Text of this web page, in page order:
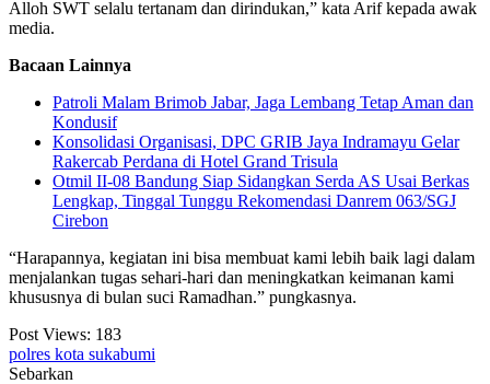
Alloh SWT selalu tertanam dan dirindukan,” kata Arif kepada awak
media.
Bacaan Lainnya
Patroli Malam Brimob Jabar, Jaga Lembang Tetap Aman dan
Kondusif
Konsolidasi Organisasi, DPC GRIB Jaya Indramayu Gelar
Rakercab Perdana di Hotel Grand Trisula
Otmil II-08 Bandung Siap Sidangkan Serda AS Usai Berkas
Lengkap, Tinggal Tunggu Rekomendasi Danrem 063/SGJ
Cirebon
“Harapannya, kegiatan ini bisa membuat kami lebih baik lagi dalam
menjalankan tugas sehari-hari dan meningkatkan keimanan kami
khususnya di bulan suci Ramadhan.” pungkasnya.
Post Views: 183
polres kota sukabumi
Sebarkan